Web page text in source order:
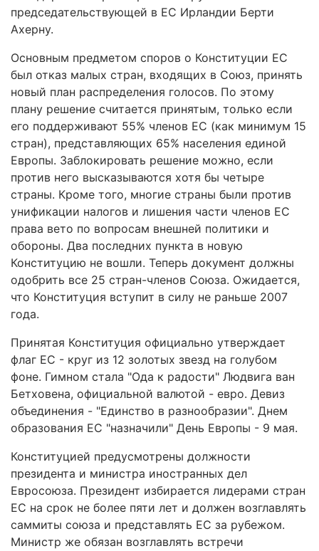
председательствующей в ЕС Ирландии Берти
Ахерну.
Основным предметом споров о Конституции ЕС
был отказ малых стран, входящих в Союз, принять
новый план распределения голосов. По этому
плану решение считается принятым, только если
его поддерживают 55% членов ЕС (как минимум 15
стран), представляющих 65% населения единой
Европы. Заблокировать решение можно, если
против него высказываются хотя бы четыре
страны. Кроме того, многие страны были против
унификации налогов и лишения части членов ЕС
права вето по вопросам внешней политики и
обороны. Два последних пункта в новую
Конституцию не вошли. Теперь документ должны
одобрить все 25 стран-членов Союза. Ожидается,
что Конституция вступит в силу не раньше 2007
года.
Принятая Конституция официально утверждает
флаг ЕС - круг из 12 золотых звезд на голубом
фоне. Гимном стала "Ода к радости" Людвига ван
Бетховена, официальной валютой - евро. Девиз
объединения - "Единство в разнообразии". Днем
образования ЕС "назначили" День Европы - 9 мая.
Конституцией предусмотрены должности
президента и министра иностранных дел
Евросоюза. Президент избирается лидерами стран
ЕС на срок не более пяти лет и должен возглавлять
саммиты союза и представлять ЕС за рубежом.
Министр же обязан возглавлять встречи